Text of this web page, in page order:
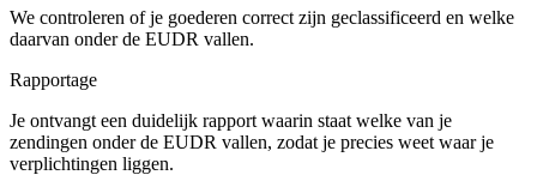
We controleren of je goederen correct zijn geclassificeerd en welke
daarvan onder de EUDR vallen.
Rapportage
Je ontvangt een duidelijk rapport waarin staat welke van je
zendingen onder de EUDR vallen, zodat je precies weet waar je
verplichtingen liggen.